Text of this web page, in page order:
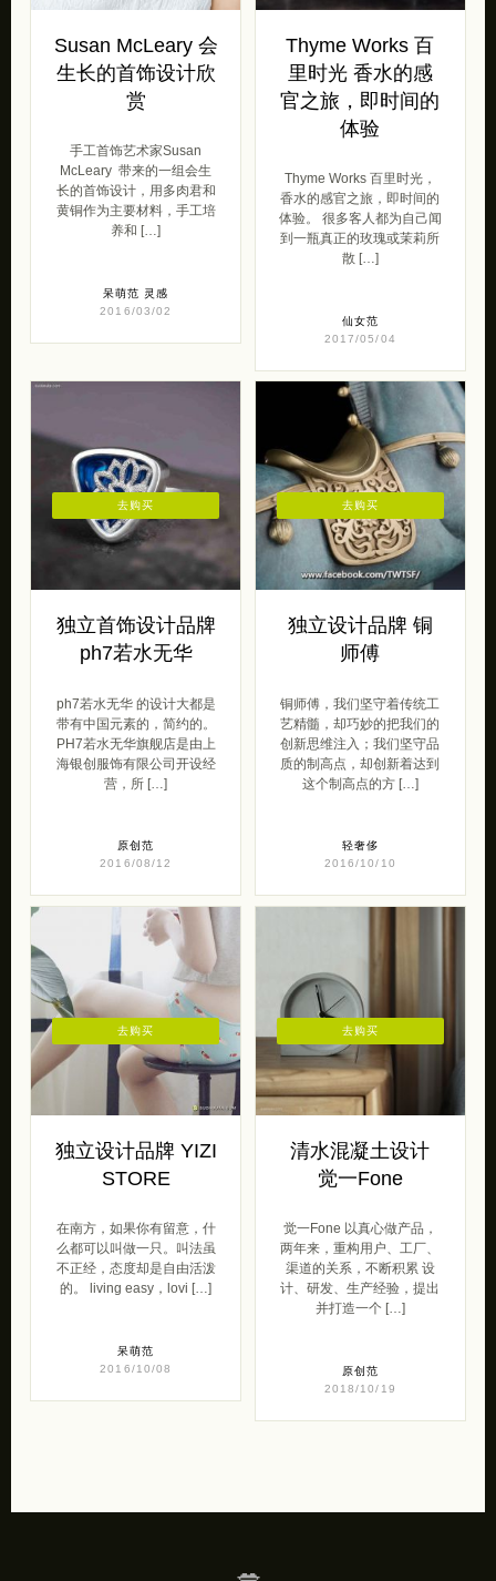
Susan McLeary 会
生长的首饰设计欣
赏
手工首饰艺术家Susan
McLeary 带来的一组会生
长的首饰设计，用多肉君和
黄铜作为主要材料，手工培
养和 […]
呆萌范 灵感
2016/03/02
Thyme Works 百
里时光 香水的感
官之旅，即时间的
体验
Thyme Works 百里时光，
香水的感官之旅，即时间的
体验。 很多客人都为自己闻
到一瓶真正的玫瑰或茉莉所
散 […]
仙女范
2017/05/04
独立首饰设计品牌
ph7若水无华
ph7若水无华 的设计大都是
带有中国元素的，简约的。
PH7若水无华旗舰店是由上
海银创服饰有限公司开设经
营，所 […]
原创范
2016/08/12
去购买
独立设计品牌 铜
师傅
铜师傅，我们坚守着传统工
艺精髓，却巧妙的把我们的
创新思维注入；我们坚守品
质的制高点，却创新着达到
这个制高点的方 […]
轻奢侈
2016/10/10
去购买
独立设计品牌 YIZI
STORE
在南方，如果你有留意，什
么都可以叫做一只。叫法虽
不正经，态度却是自由活泼
的。 living easy，lovi […]
呆萌范
2016/10/08
去购买
清水混凝土设计
觉一Fone
觉一Fone 以真心做产品，
两年来，重构用户、工厂、
渠道的关系，不断积累 设
计、研发、生产经验，提出
并打造一个 […]
原创范
2018/10/19
去购买